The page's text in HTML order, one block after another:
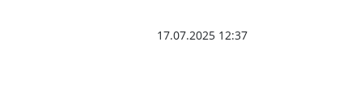
17.07.2025 12:37